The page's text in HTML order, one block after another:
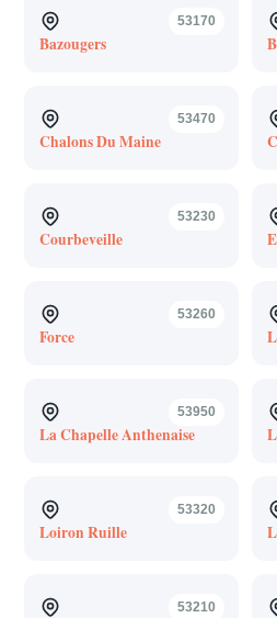
53170
Bazougers
53470
Chalons Du Maine
53230
Courbeveille
53260
Force
53950
La Chapelle Anthenaise
53320
Loiron Ruille
53210